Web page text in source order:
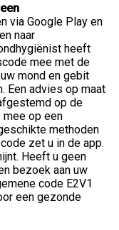
via Google Play en
naar
heeft
mee met de
mond en gebit
Een advies op maat
op de
mee op een
methoden
zet u in de app.
Heeft u geen
bezoek aan uw
code E2V1
een gezonde